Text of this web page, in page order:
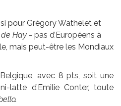
pour Grégory Wathelet et
Hay - pas d’Européens à
mais peut-être les Mondiaux
avec 8 pts, soit une
latte d’Emilie Conter, toute